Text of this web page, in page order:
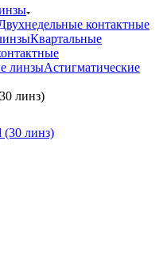
контактные
Квартальные
линзыАстигматические
линз)